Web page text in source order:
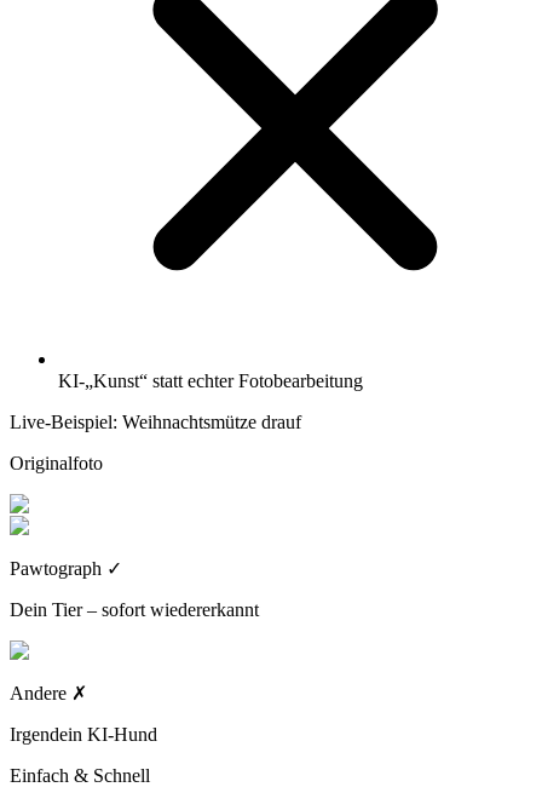
KI-„Kunst“ statt echter Fotobearbeitung
Live-Beispiel: Weihnachtsmütze drauf
Originalfoto
Pawtograph ✓
Dein Tier – sofort wiedererkannt
Andere ✗
Irgendein KI-Hund
Einfach & Schnell